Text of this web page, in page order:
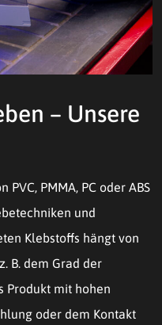
– Unsere
PMMA, PC oder ABS
und
Klebstoffs hängt von
B. dem Grad der
Produkt mit hohen
oder dem Kontakt